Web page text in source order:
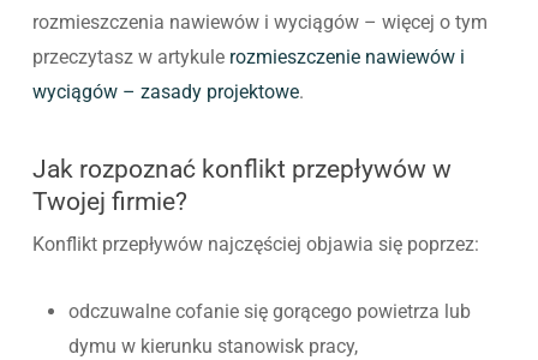
rozmieszczenia nawiewów i wyciągów – więcej o tym
przeczytasz w artykule rozmieszczenie nawiewów i
wyciągów – zasady projektowe.
Jak rozpoznać konflikt przepływów w
Twojej firmie?
Konflikt przepływów najczęściej objawia się poprzez:
odczuwalne cofanie się gorącego powietrza lub
dymu w kierunku stanowisk pracy,